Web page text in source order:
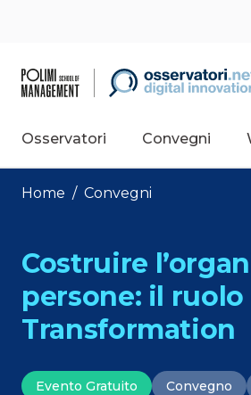
Osservatori Convegni
Home / Convegni
Costruire
persone: il
Transformation
Evento Gratuito Convegno